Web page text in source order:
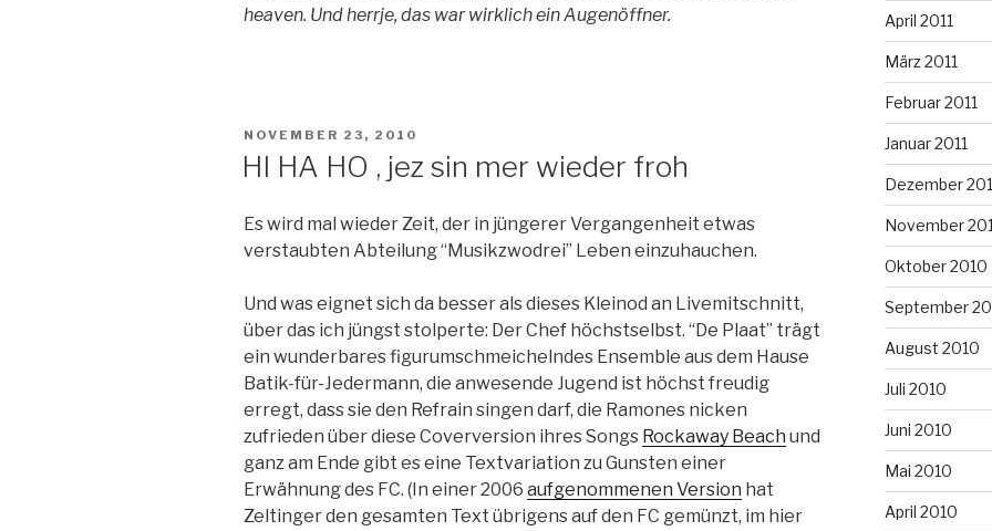
heaven. Und herrje, das war wirklich ein Augenöffner.
VERÖFFENTLICHT
NOVEMBER 23, 2010
HI HA HO , jez sin mer wieder froh
Es wird mal wieder Zeit, der in jüngerer Vergangenheit etwas
verstaubten Abteilung “Musikzwodrei” Leben einzuhauchen.
Und was eignet sich da besser als dieses Kleinod an Livemitschnitt,
über das ich jüngst stolperte: Der Chef höchstselbst. “De Plaat” trägt
ein wunderbares figurumschmeichelndes Ensemble aus dem Hause
Batik-für-Jedermann, die anwesende Jugend ist höchst freudig
erregt, dass sie den Refrain singen darf, die Ramones nicken
zufrieden über diese Coverversion ihres Songs Rockaway Beach und
ganz am Ende gibt es eine Textvariation zu Gunsten einer
Erwähnung des FC. (In einer 2006 aufgenommenen Version hat
Zeltinger den gesamten Text übrigens auf den FC gemünzt, im hier
April 2011
März 2011
Februar 2011
Januar 2011
Dezember
November
Oktober 2010
September
August 2010
Juli 2010
Juni 2010
Mai 2010
April 2010